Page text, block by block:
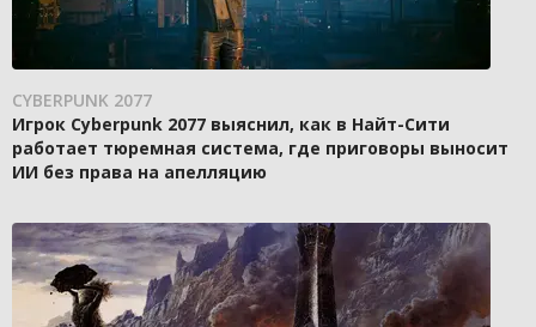
CYBERPUNK 2077
Игрок Cyberpunk 2077 выяснил, как в Найт-Сити
работает тюремная система, где приговоры выносит
ИИ без права на апелляцию